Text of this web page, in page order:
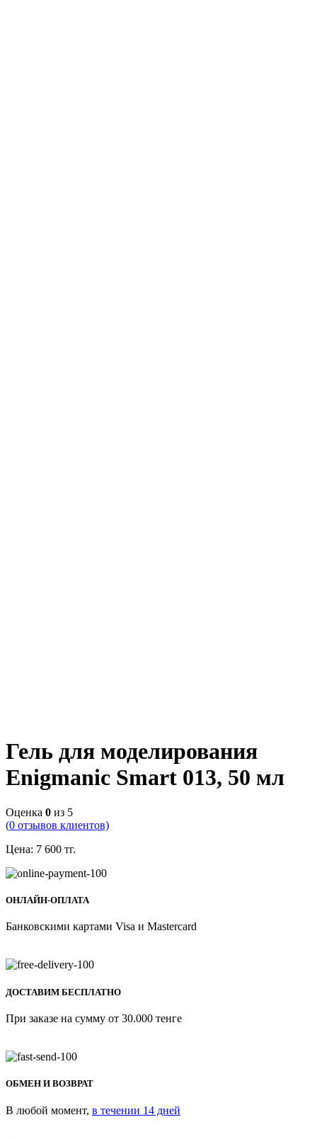
Гель для моделирования
Enigmanic Smart 013, 50 мл
Оценка 0 из 5
(0 отзывов клиентов)
Цена: 7 600 тг.
ОНЛАЙН-ОПЛАТА
Банковскими картами Visa и Mastercard
ДОСТАВИМ БЕСПЛАТНО
При заказе на сумму от 30.000 тенге
ОБМЕН И ВОЗВРАТ
В любой момент, в течении 14 дней